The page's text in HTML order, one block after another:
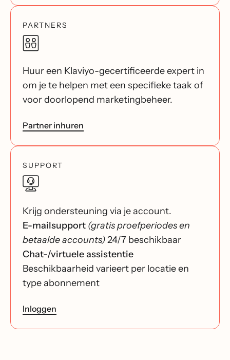
PARTNERS
Huur een Klaviyo-gecertificeerde expert in
om je te helpen met een specifieke taak of
voor doorlopend marketingbeheer.
Partner inhuren
SUPPORT
Krijg ondersteuning via je account.
E-mailsupport (gratis proefperiodes en
betaalde accounts)24/7 beschikbaar
Chat-/virtuele assistentie
Beschikbaarheid varieert per locatie en
type abonnement
Inloggen